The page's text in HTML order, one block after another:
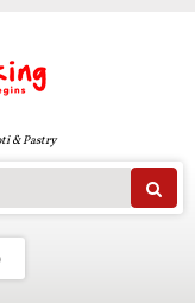
& Pastry